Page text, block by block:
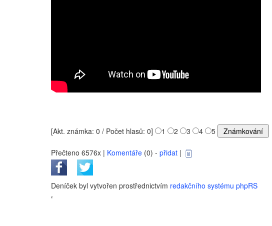
[Akt. známka: 0 / Počet hlasů: 0] 1 2 3 4 5
Přečteno 6576x | Komentáře (0) - přidat |
Deníček byl vytvořen prostřednictvím redakčního systému phpRS